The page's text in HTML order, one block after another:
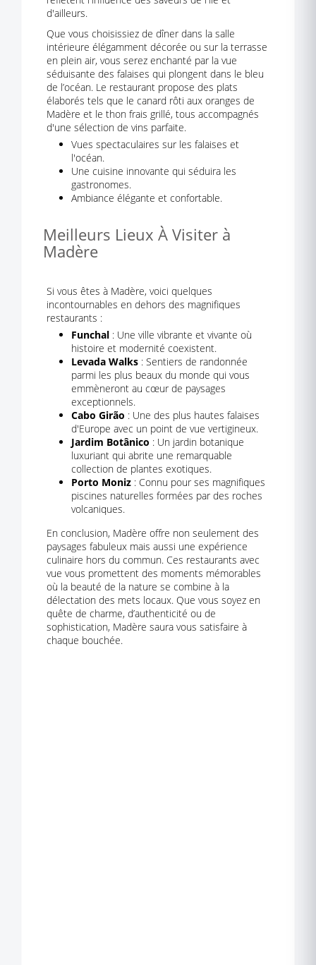
d'ailleurs.
Que vous choisissiez de dîner dans la salle
intérieure élégamment décorée ou sur la terrasse
en plein air, vous serez enchanté par la vue
séduisante des falaises qui plongent dans le bleu
de l’océan. Le restaurant propose des plats
élaborés tels que le canard rôti aux oranges de
Madère et le thon frais grillé, tous accompagnés
d'une sélection de vins parfaite.
Vues spectaculaires sur les falaises et
l'océan.
Une cuisine innovante qui séduira les
gastronomes.
Ambiance élégante et confortable.
Meilleurs Lieux À Visiter à
Madère
Si vous êtes à Madère, voici quelques
incontournables en dehors des magnifiques
restaurants :
Funchal : Une ville vibrante et vivante où
histoire et modernité coexistent.
Levada Walks : Sentiers de randonnée
parmi les plus beaux du monde qui vous
emmèneront au cœur de paysages
exceptionnels.
Cabo Girão : Une des plus hautes falaises
d'Europe avec un point de vue vertigineux.
Jardim Botânico : Un jardin botanique
luxuriant qui abrite une remarquable
collection de plantes exotiques.
Porto Moniz : Connu pour ses magnifiques
piscines naturelles formées par des roches
volcaniques.
En conclusion, Madère offre non seulement des
paysages fabuleux mais aussi une expérience
culinaire hors du commun. Ces restaurants avec
vue vous promettent des moments mémorables
où la beauté de la nature se combine à la
délectation des mets locaux. Que vous soyez en
quête de charme, d’authenticité ou de
sophistication, Madère saura vous satisfaire à
chaque bouchée.